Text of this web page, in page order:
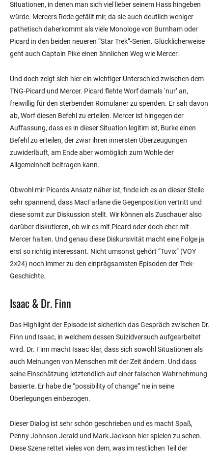
Situationen, in denen man sich viel lieber seinem Hass hingeben
würde. Mercers Rede gefällt mir, da sie auch deutlich weniger
pathetisch daherkommt als viele Monologe von Burnham oder
Picard in den beiden neueren “Star Trek”-Serien. Glücklicherweise
geht auch Captain Pike einen ähnlichen Weg wie Mercer.
Und doch zeigt sich hier ein wichtiger Unterschied zwischen dem
TNG-Picard und Mercer. Picard flehte Worf damals ‘nur’ an,
freiwillig für den sterbenden Romulaner zu spenden. Er sah davon
ab, Worf diesen Befehl zu erteilen. Mercer ist hingegen der
Auffassung, dass es in dieser Situation legitim ist, Burke einen
Befehl zu erteilen, der zwar ihren innersten Überzeugungen
zuwiderläuft, am Ende aber womöglich zum Wohle der
Allgemeinheit beitragen kann.
Obwohl mir Picards Ansatz näher ist, finde ich es an dieser Stelle
sehr spannend, dass MacFarlane die Gegenposition vertritt und
diese somit zur Diskussion stellt. Wir können als Zuschauer also
darüber diskutieren, ob wir es mit Picard oder doch eher mit
Mercer halten. Und genau diese Diskursivität macht eine Folge ja
erst so richtig interessant. Nicht umsonst gehört “Tuvix” (VOY
2×24) noch immer zu den einprägsamsten Episoden der Trek-
Geschichte.
Isaac & Dr. Finn
Das Highlight der Episode ist sicherlich das Gespräch zwischen Dr.
Finn und Isaac, in welchem dessen Suizidversuch aufgearbeitet
wird. Dr. Finn macht Isaac klar, dass sich sowohl Situationen als
auch Meinungen von Menschen mit der Zeit ändern. Und dass
seine Einschätzung letztendlich auf einer falschen Wahrnehmung
basierte. Er habe die “possibility of change” nie in seine
Überlegungen einbezogen.
Dieser Dialog ist sehr schön geschrieben und es macht Spaß,
Penny Johnson Jerald und Mark Jackson hier spielen zu sehen.
Diese Szene rettet vieles von dem, was im restlichen Teil der